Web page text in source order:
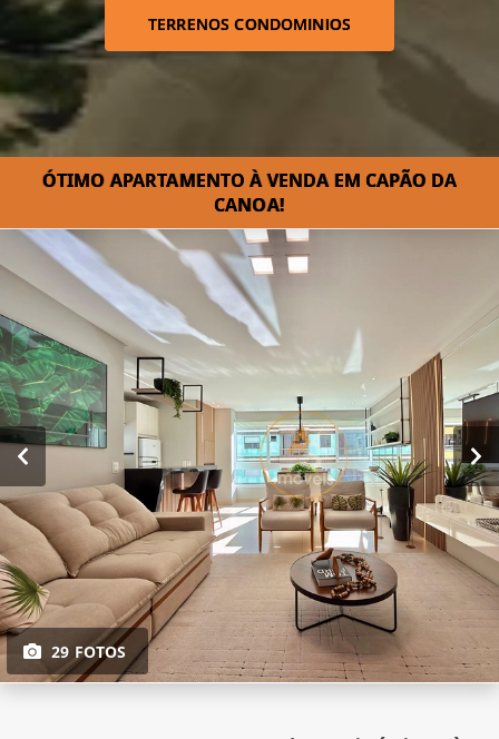
TERRENOS CONDOMINIOS
ÓTIMO APARTAMENTO À VENDA EM CAPÃO DA
CANOA!⁣
29 FOTOS